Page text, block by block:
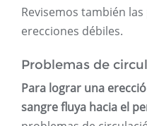
Revisemos también
erecciones débiles.
Problemas de
Para lograr una
sangre fluya hacia el